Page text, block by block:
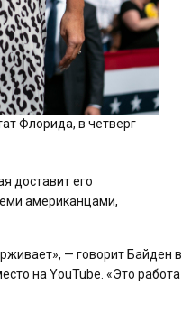
Флорида, в четверг
доставит его
американцами,
— говорит Байден в
на YouTube. «Это работа